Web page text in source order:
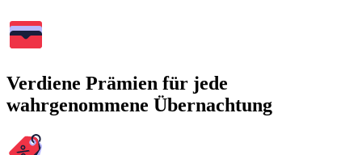
Verdiene Prämien für jede
wahrgenommene Übernachtung